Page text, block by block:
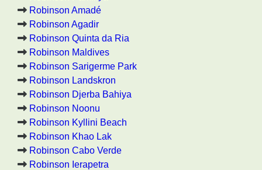
Robinson Amadé
Robinson Agadir
Robinson Quinta da Ria
Robinson Maldives
Robinson Sarigerme Park
Robinson Landskron
Robinson Djerba Bahiya
Robinson Noonu
Robinson Kyllini Beach
Robinson Khao Lak
Robinson Cabo Verde
Robinson Ierapetra